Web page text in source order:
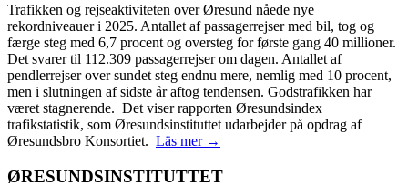
Trafikken og rejseaktiviteten over Øresund nåede nye
rekordniveauer i 2025. Antallet af passagerrejser med bil, tog og
færge steg med 6,7 procent og oversteg for første gang 40 millioner.
Det svarer til 112.309 passagerrejser om dagen. Antallet af
pendlerrejser over sundet steg endnu mere, nemlig med 10 procent,
men i slutningen af sidste år aftog tendensen. Godstrafikken har
været stagnerende. Det viser rapporten Øresundsindex
trafikstatistik, som Øresundsinstituttet udarbejder på opdrag af
Øresundsbro Konsortiet. Läs mer →
ØRESUNDSINSTITUTTET